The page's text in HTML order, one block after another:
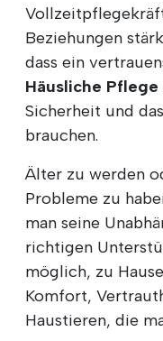
Beziehungen
dass ein
Häusliche
Sicherheit und
brauchen.
Älter zu werden
Probleme zu
man seine
richtigen
möglich, zu
Komfort,
Haustieren, die